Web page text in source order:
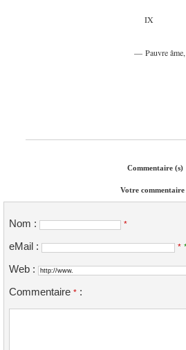
IX
— Pauvre âme, c’est
Commentaire (s)
Votre commentaire
Nom : *
eMail : *
Web :
Commentaire * :